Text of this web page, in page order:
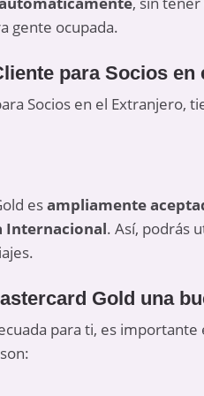
gente ocupada.
para Socios en
Socios en el Extranjero,
esampliamente
Internacional. Así, podrás
Gold una
para ti, es